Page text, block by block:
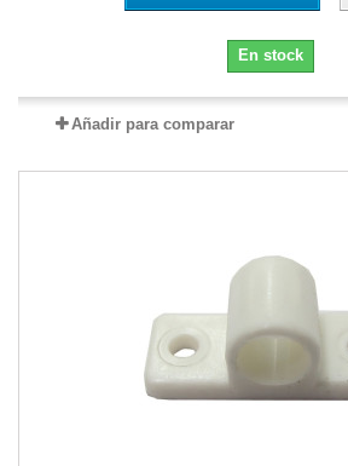
En stock
Añadir para comparar